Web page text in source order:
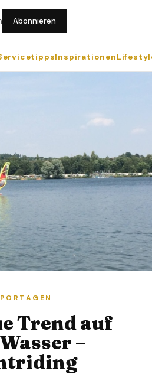
Abonnieren
Inspirationen
Trend auf
–